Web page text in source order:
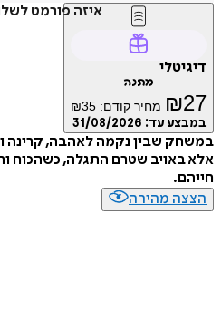
איזה פורמט לשלוח
₪ מחיר קודם: ₪35
עד:31/08/2026
שבין נקמה לאהבה, קרינה
שטרם התגלה, כשהכוח והלב
מהירה